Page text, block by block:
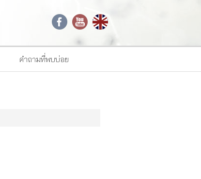
คำถามที่พบบ่อย